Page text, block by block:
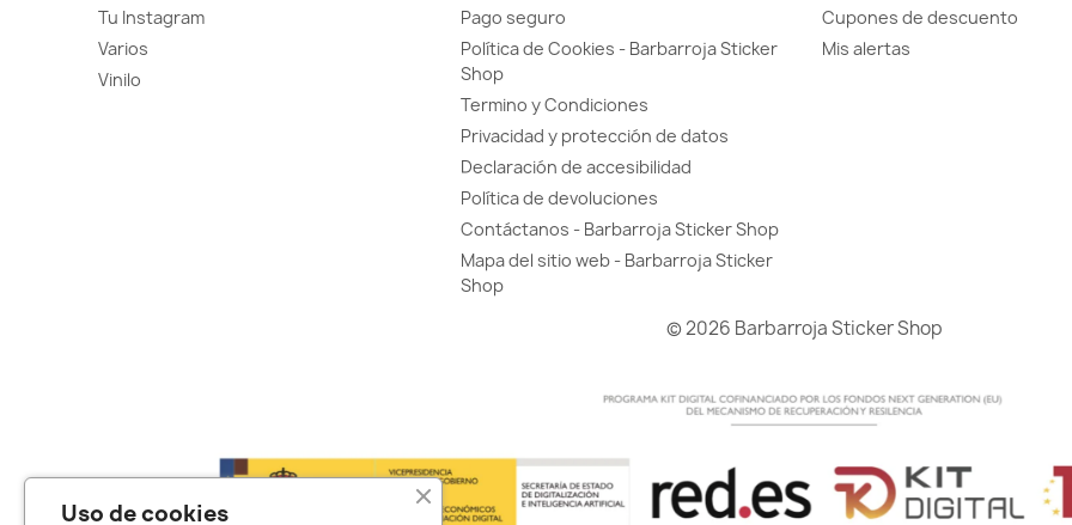
Tu Instagram
Varios
Vinilo
Pago seguro
Política de Cookies - Barbarroja Sticker
Shop
Termino y Condiciones
Privacidad y protección de datos
Declaración de accesibilidad
Política de devoluciones
Contáctanos - Barbarroja Sticker Shop
Mapa del sitio web - Barbarroja Sticker
Shop
Cupones de descuento
Mis alertas
© 2026 Barbarroja Sticker Shop
Uso de cookies